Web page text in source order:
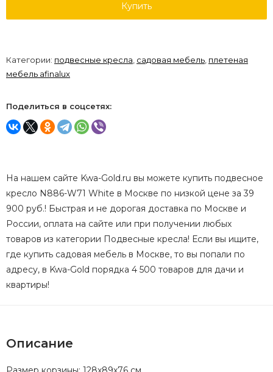
Купить
Категории: подвесные кресла, садовая мебель, плетеная
мебель afinalux
Поделиться в соцсетях:
На нашем сайте Kwa-Gold.ru вы можете купить подвесное
кресло N886-W71 White в Москве по низкой цене за 39
900 руб.! Быстрая и не дорогая доставка по Москве и
России, оплата на сайте или при получении любых
товаров из категории Подвесные кресла! Если вы ищите,
где купить садовая мебель в Москве, то вы попали по
адресу, в Kwa-Gold порядка 4 500 товаров для дачи и
квартиры!
Описание